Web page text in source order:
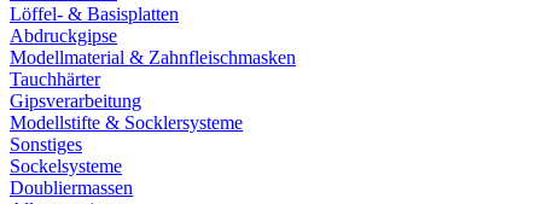
Löffel- & Basisplatten
Abdruckgipse
Modellmaterial & Zahnfleischmasken
Tauchhärter
Gipsverarbeitung
Modellstifte & Socklersysteme
Sonstiges
Sockelsysteme
Doubliermassen